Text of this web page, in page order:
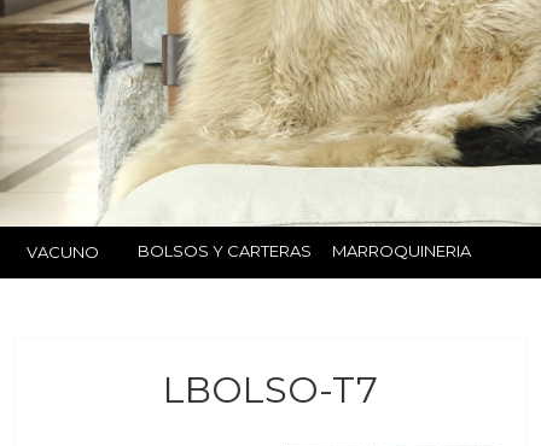
VACUNO BOLSOS Y CARTERAS MARROQUINERIA
LBOLSO-T7